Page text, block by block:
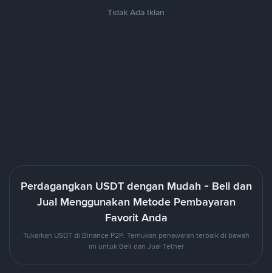
Tidak Ada Iklan
Perdagangkan USDT dengan Mudah - Beli dan
Jual Menggunakan Metode Pembayaran
Favorit Anda
Tukarkan USDT di Binance P2P. Temukan penawaran terbaik di bawah
ini untuk Beli dan Jual Tether